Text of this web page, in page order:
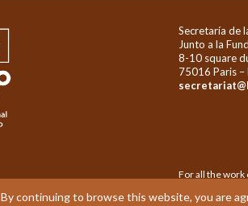
By continuing to browse this website, you are
Secretaría de
Junto a la
8-10 square
75016 Paris –
For all the work
Loiseau